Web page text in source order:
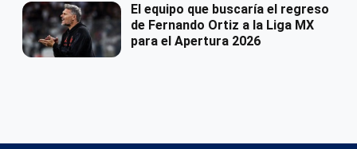
El equipo que buscaría el regreso
de Fernando Ortiz a la Liga MX
para el Apertura 2026